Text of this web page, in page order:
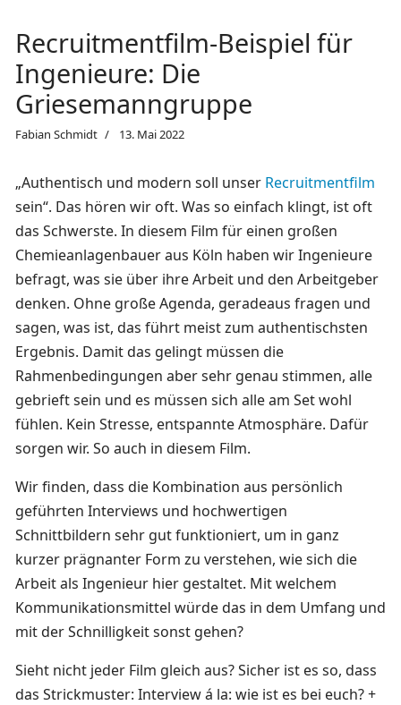
Recruitmentfilm-Beispiel für
Ingenieure: Die
Griesemanngruppe
Fabian Schmidt 13. Mai 2022
„Authentisch und modern soll unser Recruitmentfilm
sein“. Das hören wir oft. Was so einfach klingt, ist oft
das Schwerste. In diesem Film für einen großen
Chemieanlagenbauer aus Köln haben wir Ingenieure
befragt, was sie über ihre Arbeit und den Arbeitgeber
denken. Ohne große Agenda, geradeaus fragen und
sagen, was ist, das führt meist zum authentischsten
Ergebnis. Damit das gelingt müssen die
Rahmenbedingungen aber sehr genau stimmen, alle
gebrieft sein und es müssen sich alle am Set wohl
fühlen. Kein Stresse, entspannte Atmosphäre. Dafür
sorgen wir. So auch in diesem Film.
Wir finden, dass die Kombination aus persönlich
geführten Interviews und hochwertigen
Schnittbildern sehr gut funktioniert, um in ganz
kurzer prägnanter Form zu verstehen, wie sich die
Arbeit als Ingenieur hier gestaltet. Mit welchem
Kommunikationsmittel würde das in dem Umfang und
mit der Schnilligkeit sonst gehen?
Sieht nicht jeder Film gleich aus? Sicher ist es so, dass
das Strickmuster: Interview á la: wie ist es bei euch? +